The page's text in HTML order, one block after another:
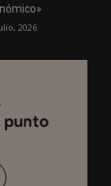
2026